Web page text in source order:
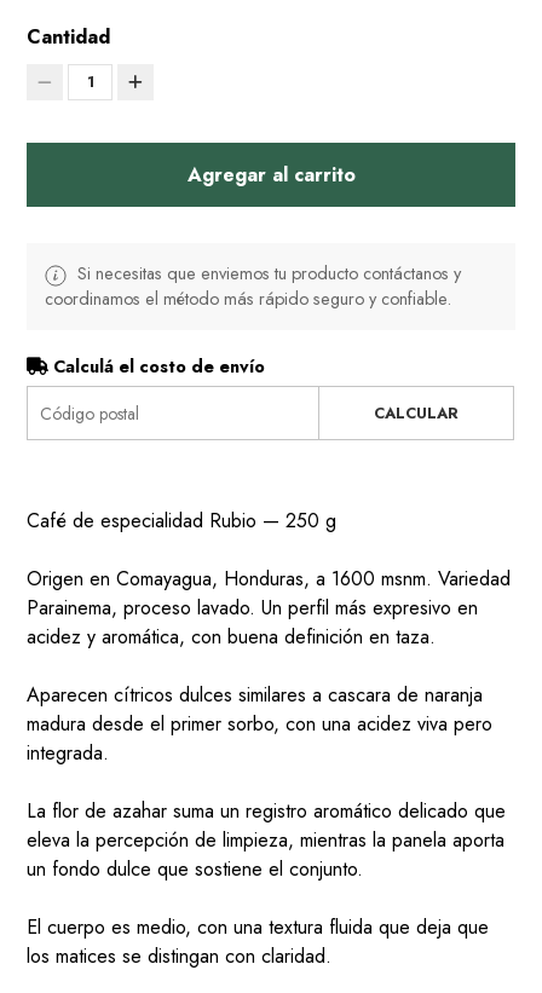
Cantidad
1
Agregar al carrito
Si necesitas que enviemos tu producto contáctanos y
coordinamos el método más rápido seguro y confiable.
Calculá el costo de envío
CALCULAR
Café de especialidad Rubio — 250 g
Origen en Comayagua, Honduras, a 1600 msnm. Variedad
Parainema, proceso lavado. Un perfil más expresivo en
acidez y aromática, con buena definición en taza.
Aparecen cítricos dulces similares a cascara de naranja
madura desde el primer sorbo, con una acidez viva pero
integrada.
La flor de azahar suma un registro aromático delicado que
eleva la percepción de limpieza, mientras la panela aporta
un fondo dulce que sostiene el conjunto.
El cuerpo es medio, con una textura fluida que deja que
los matices se distingan con claridad.